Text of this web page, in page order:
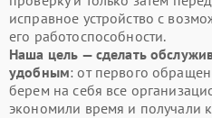
исправное устройство с
его работоспособности.
Наша цель — сделать
удобным: от первого
берем на себя все
экономили время и получали